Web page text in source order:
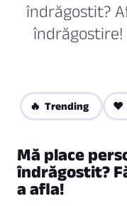
îndrăgostit?
🔥 Trending ❤️
Mă place
îndrăgostit?
a afla!